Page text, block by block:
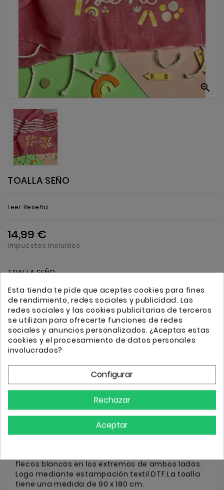
Anekke
Categorias

TOALLA SEÑO
Leer Reseña
14,99 €
Impuestos incluidos
TOALLA SEÑO
Cantidad Añadir
Transporte GRATIS a partir de 50€
Envio 24/72h
flecos blancos en los extremos de ambos lados.
Logo mediante estampación textil DTF.La toalla
tiene una medida de 90 x 180 cm.
Esta tienda te pide que aceptes cookies para fines
de rendimiento, redes sociales y publicidad. Las
redes sociales y las cookies publicitarias de terceros
se utilizan para ofrecerte funciones de redes
sociales y anuncios personalizados. ¿Aceptas estas
cookies y el procesamiento de datos personales
involucrados?
Configurar
Rechazar
Aceptar